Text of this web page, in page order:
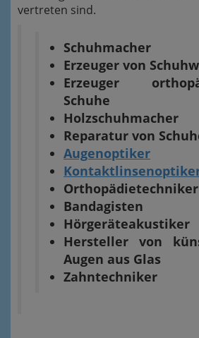
vertreten sind.
Schuhmacher
Erzeuger von
Erzeuger
Schuhe
Holzschuhmacher
Reparatur von
Augenoptiker
Orthopädietechniker
Bandagisten
Hörgeräteakustiker
Hersteller von
Augen aus Glas
Zahntechniker